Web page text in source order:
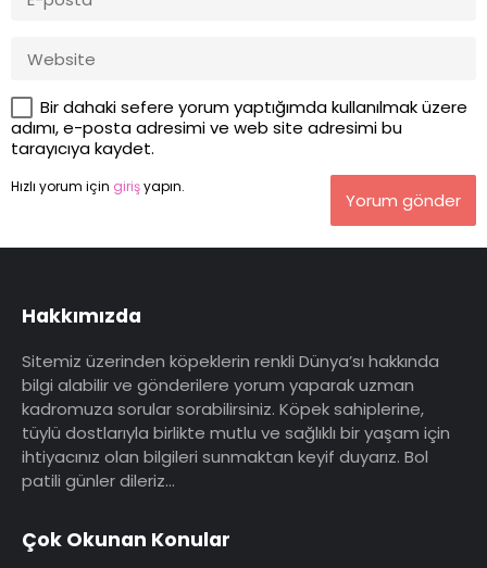
Bir dahaki sefere yorum yaptığımda kullanılmak üzere
adımı, e-posta adresimi ve web site adresimi bu
tarayıcıya kaydet.
Hızlı yorum için girişyapın.
Yorum gönder
Hakkımızda
Sitemiz üzerinden köpeklerin renkli Dünya’sı hakkında
bilgi alabilir ve gönderilere yorum yaparak uzman
kadromuza sorular sorabilirsiniz. Köpek sahiplerine,
tüylü dostlarıyla birlikte mutlu ve sağlıklı bir yaşam için
ihtiyacınız olan bilgileri sunmaktan keyif duyarız. Bol
patili günler dileriz…
Çok Okunan Konular